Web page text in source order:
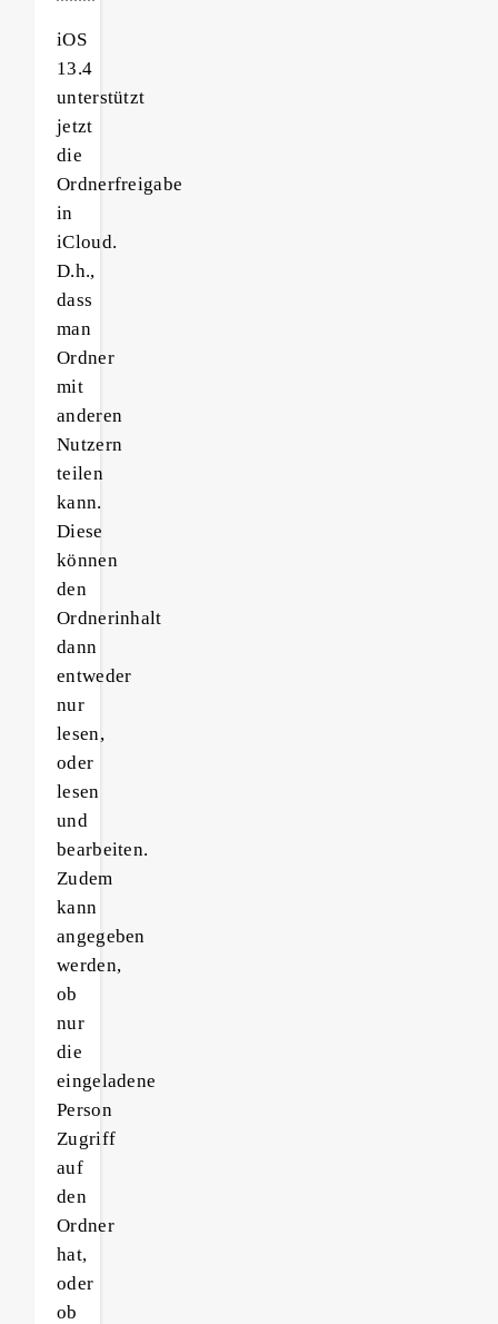
iOS
13.4
unterstützt
jetzt
die
Ordnerfreigabe
in
iCloud.
D.h.,
dass
man
Ordner
mit
anderen
Nutzern
teilen
kann.
Diese
können
den
Ordnerinhalt
dann
entweder
nur
lesen,
oder
lesen
und
bearbeiten.
Zudem
kann
angegeben
werden,
ob
nur
die
eingeladene
Person
Zugriff
auf
den
Ordner
hat,
oder
ob